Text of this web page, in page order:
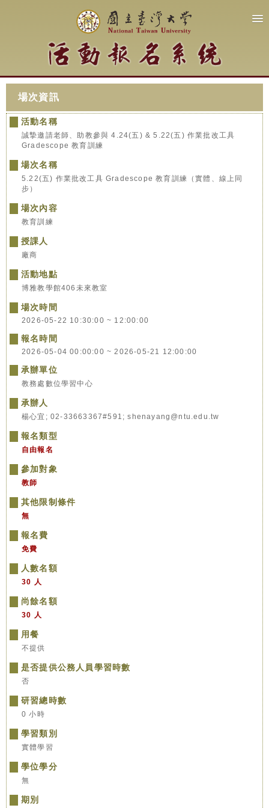
場次資訊
活動名稱
誠摯邀請老師、助教參與 4.24(五) & 5.22(五) 作業批改工具
Gradescope 教育訓練
場次名稱
5.22(五) 作業批改工具 Gradescope 教育訓練（實體、線上同
步）
場次內容
教育訓練
授課人
廠商
活動地點
博雅教學館406未來教室
場次時間
2026-05-22 10:30:00 ~ 12:00:00
報名時間
2026-05-04 00:00:00 ~ 2026-05-21 12:00:00
承辦單位
教務處數位學習中心
承辦人
楊心宜; 02-33663367#591; shenayang@ntu.edu.tw
報名類型
自由報名
參加對象
教師
其他限制條件
無
報名費
免費
人數名額
30 人
尚餘名額
30 人
用餐
不提供
是否提供公務人員學習時數
否
研習總時數
0 小時
學習類別
實體學習
學位學分
無
期別